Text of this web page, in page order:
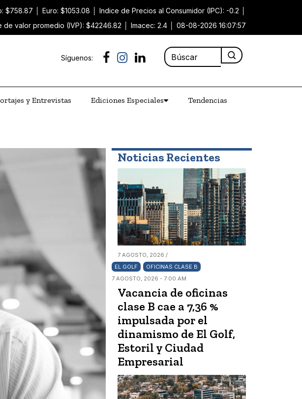
$758.87 Euro: $1053.08 Indice de Precios al Consumidor (IPC): -0.2
de valor promedio (IVP): $42246.82 Imacec: 2.4 08-08-2026 16:07:57
Síguenos:
y Entrevistas Ediciones Especiales Tendencias
Noticias Recientes
7 AGOSTO, 2026 /
EL GOLF
OFICINAS CLASE B
7 AGOSTO, 2026 - 7:00 AM
Vacancia de oficinas
clase B cae a 7,36 %
impulsada por el
dinamismo de El Golf,
Estoril y Ciudad
Empresarial